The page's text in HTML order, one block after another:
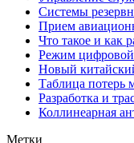
Системы
Прием
Что такое и как
Режим цифровой
Новый
Таблица потерь
Разработка и
Коллинеарная
Метки